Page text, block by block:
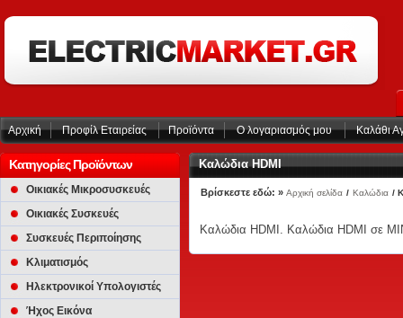
Αρχική Προφίλ Εταιρείας Προϊόντα Ο λογαριασμός μου Καλάθι
Κατηγορίες Προϊόντων
Οικιακές Μικροσυσκευές
Οικιακές Συσκευές
Συσκευές Περιποίησης
Κλιματισμός
Ηλεκτρονικοί Υπολογιστές
Ήχος Εικόνα
Καλώδια HDMI
Βρίσκεστε εδώ: » Αρχική σελίδα / Καλώδια /
Καλώδια HDMI. Καλώδια HDMI σε